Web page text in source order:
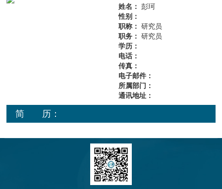
姓名： 彭珂
性别：
职称： 研究员
职务： 研究员
学历：
电话：
传真：
电子邮件：
所属部门：
通讯地址：
简 历：